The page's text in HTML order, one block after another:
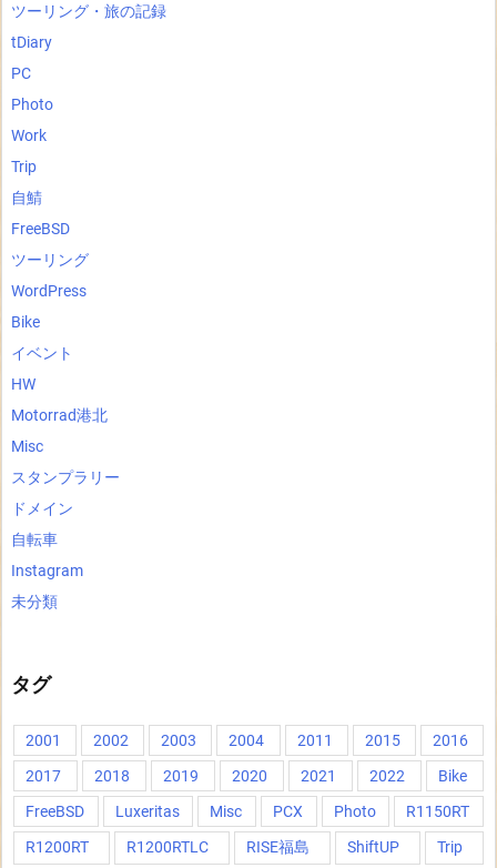
ツーリング・旅の記録
tDiary
PC
Photo
Work
Trip
自鯖
FreeBSD
ツーリング
WordPress
Bike
イベント
HW
Motorrad港北
Misc
スタンプラリー
ドメイン
自転車
Instagram
未分類
タグ
2001 2002 2003 2004 2011 2015
2016
2017
2018 2019 2020 2021 2022
Bike
FreeBSD
Luxeritas Misc PCX Photo
R1150RT
R1200RT
R1200RTLC RISE福島 ShiftUP Trip